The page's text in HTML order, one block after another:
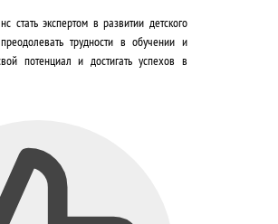
стать экспертом в развитии детского
трудности в обучении и
потенциал и достигать успехов в